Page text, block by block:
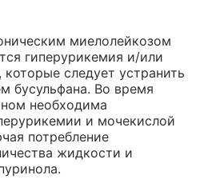
миелолейкозом
гиперурикемия и/или
которые следует устранить
бусульфана. Во время
необходима
и мочекислой
потребление
жидкости и